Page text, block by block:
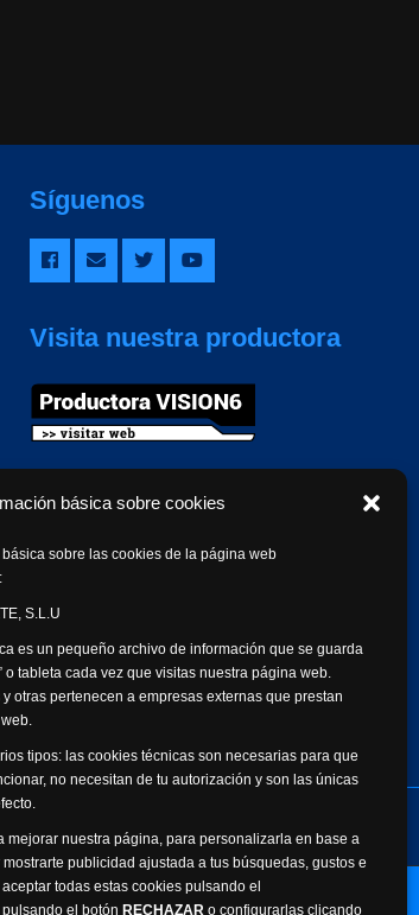
básica sobre cookies
sobre las cookies de la página web
S.L.U
es un pequeño archivo de información que se guarda
o tableta cada vez que visitas nuestra página web.
otras pertenecen a empresas externas que prestan
tipos: las cookies técnicas son necesarias para que
no necesitan de tu autorización y son las únicas
mejorar nuestra página, para personalizarla en base a
publicidad ajustada a tus búsquedas, gustos e
todas estas cookies pulsando el
el botón RECHAZAR o configurarlas clicando
Síguenos
Visita nuestra productora
Canal Ético
Webmaster: Atalantic